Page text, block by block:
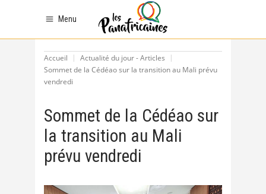
Menu
Accueil
Actualité du jour - Articles
Sommet de la Cédéao sur la transition au Mali prévu
vendredi
Sommet de la Cédéao sur
la transition au Mali
prévu vendredi